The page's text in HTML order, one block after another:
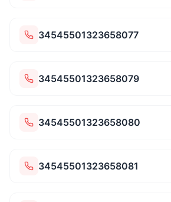
34545501323658077
34545501323658079
34545501323658080
34545501323658081